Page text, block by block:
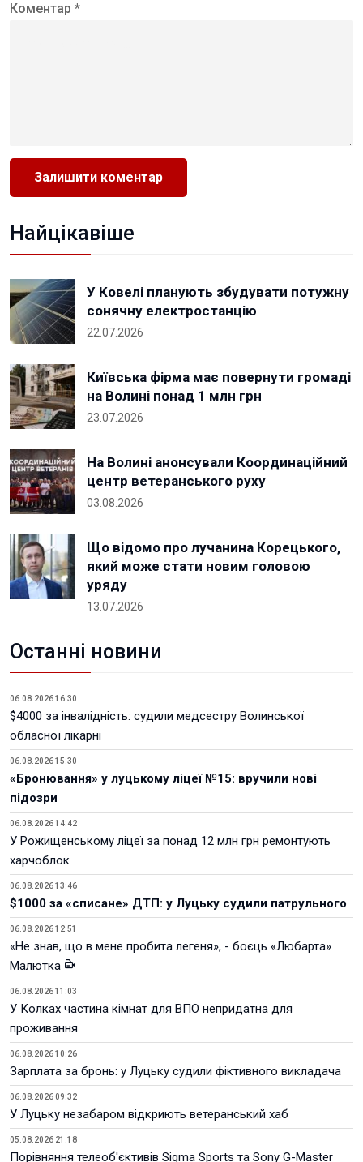
Коментар *
Найцікавіше
У Ковелі планують збудувати потужну
сонячну електростанцію
22.07.2026
Київська фірма має повернути громаді
на Волині понад 1 млн грн
23.07.2026
На Волині анонсували Координаційний
центр ветеранського руху
03.08.2026
Що відомо про лучанина Корецького,
який може стати новим головою
уряду
13.07.2026
Останні новини
06.08.2026 16:30
$4000 за інвалідність: судили медсестру Волинської
обласної лікарні
06.08.2026 15:30
«Бронювання» у луцькому ліцеї №15: вручили нові
підозри
06.08.2026 14:42
У Рожищенському ліцеї за понад 12 млн грн ремонтують
харчоблок
06.08.2026 13:46
$1000 за «списане» ДТП: у Луцьку судили патрульного
06.08.2026 12:51
«Не знав, що в мене пробита легеня», - боєць «Любарта»
Малютка
06.08.2026 11:03
У Колках частина кімнат для ВПО непридатна для
проживання
06.08.2026 10:26
Зарплата за бронь: у Луцьку судили фіктивного викладача
06.08.2026 09:32
У Луцьку незабаром відкриють ветеранський хаб
05.08.2026 21:18
Порівняння телеоб'єктивів Sigma Sports та Sony G-Master